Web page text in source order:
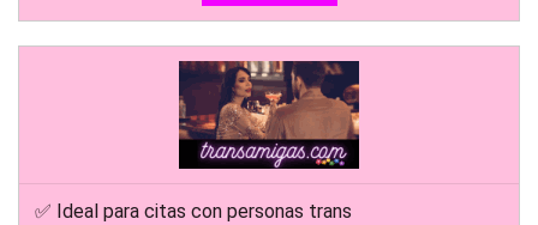
✅ Ideal para citas con personas trans